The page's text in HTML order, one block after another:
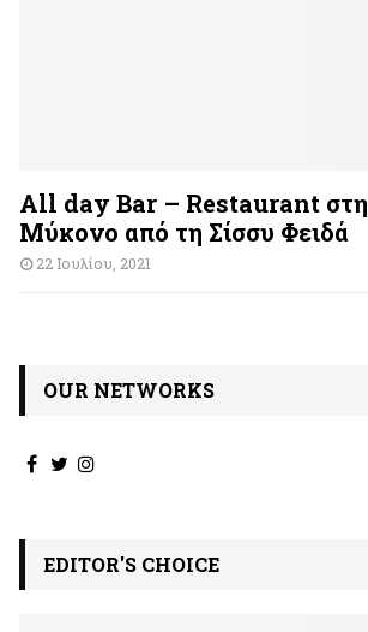
All day Bar – Restaurant στη
Μύκονο από τη Σίσσυ Φειδά
22 Ιουλίου, 2021
OUR NETWORKS
EDITOR'S CHOICE